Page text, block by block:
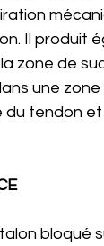
Il produit
zone de
une zone
du tendon
bloqué